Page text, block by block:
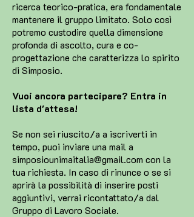
ricerca teorico-pratica, era fondamentale
mantenere il gruppo limitato. Solo così
potremo custodire quella dimensione
profonda di ascolto, cura e co-
progettazione che caratterizza lo spirito
di Simposio.
Vuoi ancora partecipare? Entra in
lista d'attesa!
Se non sei riuscito/a a iscriverti in
tempo, puoi inviare una mail a
simposiounimaitalia@gmail.com con la
tua richiesta. In caso di rinunce o se si
aprirà la possibilità di inserire posti
aggiuntivi, verrai ricontattato/a dal
Gruppo di Lavoro Sociale.